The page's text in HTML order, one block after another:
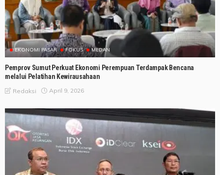
EKONOMI PASAR FOKUS MEDAN
Pemprov Sumut Perkuat Ekonomi Perempuan Terdampak Bencana
melalui Pelatihan Kewirausahaan
Redaksi April 9, 2026